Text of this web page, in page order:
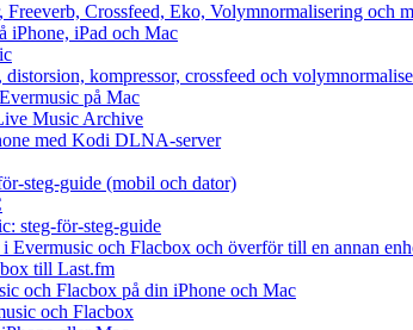
Crossfeed, Eko, Volymnormalisering och
iPhone, iPad och Mac
kompressor, crossfeed och
på Mac
Music Archive
med Kodi DLNA-server
steg-guide (mobil och dator)
steg-för-steg-guide
Evermusic och Flacbox och överför till en annan
till Last.fm
och Flacbox på din iPhone och Mac
och Flacbox